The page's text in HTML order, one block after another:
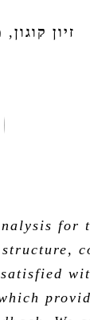
זיון קוגון,
for